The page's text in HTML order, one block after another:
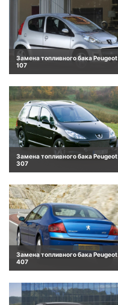
Замена топливного бака Peugeot
107
Замена топливного бака Peugeot
307
Замена топливного бака Peugeot
407